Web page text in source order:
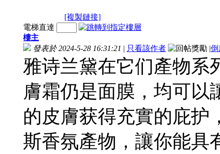
[複製鏈接]
電梯直達
樓主
發表於 2024-5-28 16:31:21 | 只看該作者 |倒
雅诗兰黛在它们產物系
膚霜仍是面膜，均可以
的皮膚获得充實的庇护
斯香氛產物，讓你能具